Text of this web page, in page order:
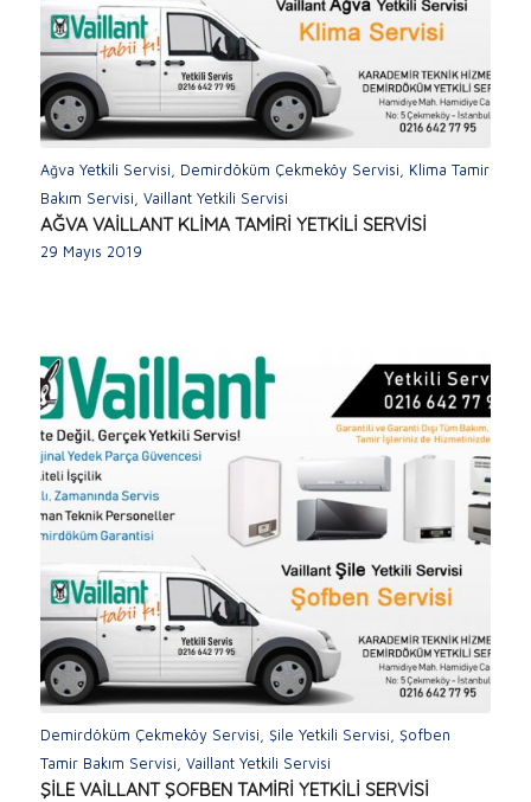
Ağva Yetkili Servisi Demirdöküm Çekmeköy Servisi
Klima Tamir
Bakım Servisi Vaillant Yetkili Servisi
AĞVA VAİLLANT KLİMA TAMİRİ YETKİLİ SERVİSİ
29 Mayıs 2019
Demirdöküm Çekmeköy Servisi Şile Yetkili Servisi Şofben
Tamir Bakım Servisi Vaillant Yetkili Servisi
ŞİLE VAİLLANT ŞOFBEN TAMİRİ YETKİLİ SERVİSİ